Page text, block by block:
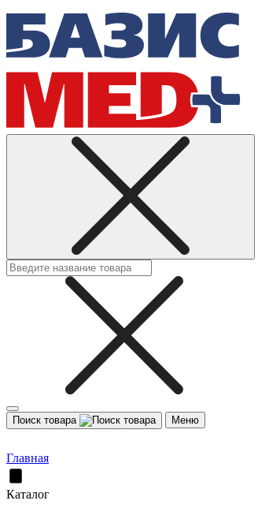
Поиск товара Меню
Главная
Каталог